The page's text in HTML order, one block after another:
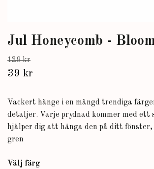
Jul Honeycomb -
129 kr
39 kr
Vackert hänge i en mängd trendiga
detaljer. Varje prydnad kommer med ett
hjälper dig att hänga den på ditt
gren
Välj färg